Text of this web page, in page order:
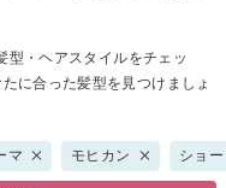
型・ヘアスタイルをチェッ
に合った髪型を見つけましょ
マ モヒカン ショ